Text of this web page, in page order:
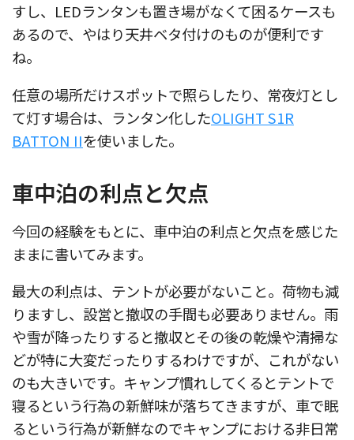
すし、LEDランタンも置き場がなくて困るケースも
あるので、やはり天井ベタ付けのものが便利です
ね。
任意の場所だけスポットで照らしたり、常夜灯とし
て灯す場合は、ランタン化したOLIGHT S1R
BATTON IIを使いました。
車中泊の利点と欠点
今回の経験をもとに、車中泊の利点と欠点を感じた
ままに書いてみます。
最大の利点は、テントが必要がないこと。荷物も減
りますし、設営と撤収の手間も必要ありません。雨
や雪が降ったりすると撤収とその後の乾燥や清掃な
どが特に大変だったりするわけですが、これがない
のも大きいです。キャンプ慣れしてくるとテントで
寝るという行為の新鮮味が落ちてきますが、車で眠
るという行為が新鮮なのでキャンプにおける非日常